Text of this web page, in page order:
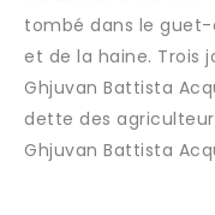
tombé dans le guet-
et de la haine. Trois
Ghjuvan Battista
dette des
Ghjuvan Battista